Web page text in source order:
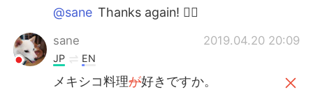
@sane Thanks again! 👍🏽
sane 2019.04.20 20:09
JP EN
メキシコ料理が好きですか。